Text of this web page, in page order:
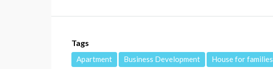
Tags
Apartment Business Development House for families